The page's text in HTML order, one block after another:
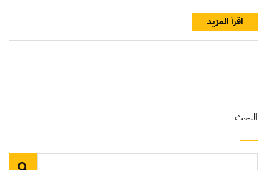
اقرأ المزيد
البحث